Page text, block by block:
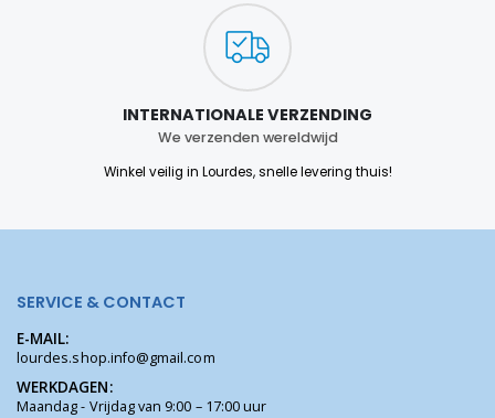
INTERNATIONALE VERZENDING
We verzenden wereldwijd
Winkel veilig in Lourdes, snelle levering thuis!
SERVICE & CONTACT
E-MAIL:
lourdes.shop.info@gmail.com
WERKDAGEN:
Maandag - Vrijdag van 9:00 – 17:00 uur